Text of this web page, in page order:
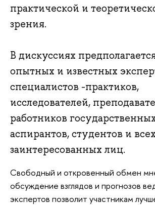
практической и
зрения.
В дискуссиях
опытных и известных
специалистов -практиков,
исследователей,
работников
аспирантов, студентов и всех
заинтересованных лиц.
Свободный и откровенный обмен
обсуждение взглядов и прогнозов
экспертов позволит участникам